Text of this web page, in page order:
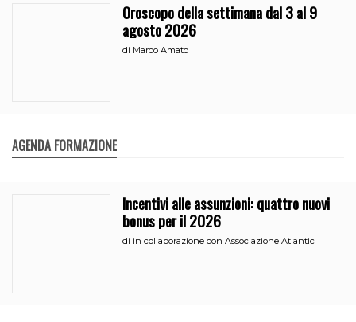
Oroscopo della settimana dal 3 al 9
agosto 2026
di Marco Amato
AGENDA FORMAZIONE
Incentivi alle assunzioni: quattro nuovi
bonus per il 2026
di in collaborazione con Associazione Atlantic